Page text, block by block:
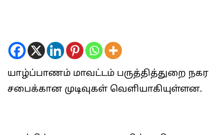
யாழ்ப்பாணம் மாவட்டம் பருத்தித்துறை நகர
சபைக்கான முடிவுகள் வெளியாகியுள்ளன.